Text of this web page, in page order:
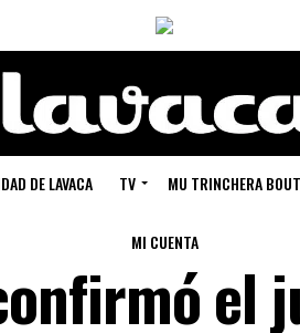
DE LAVACA TV MU TRINCHERA
MI CUENTA
el